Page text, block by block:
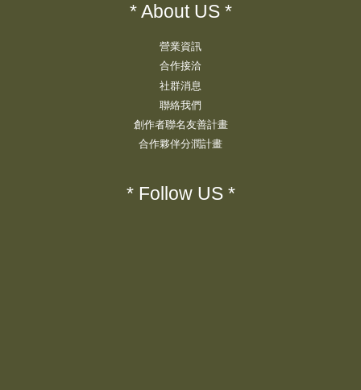
* About US *
營業資訊
合作接洽
社群消息
聯絡我們
創作者聯名友善計畫
合作夥伴分潤計畫
* Follow US *